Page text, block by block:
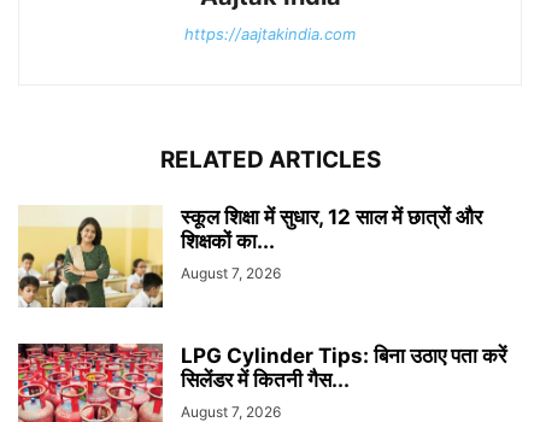
https://aajtakindia.com
RELATED ARTICLES
स्कूल शिक्षा में सुधार, 12 साल में छात्रों और
शिक्षकों का...
August 7, 2026
LPG Cylinder Tips: बिना उठाए पता करें
सिलेंडर में कितनी गैस...
August 7, 2026